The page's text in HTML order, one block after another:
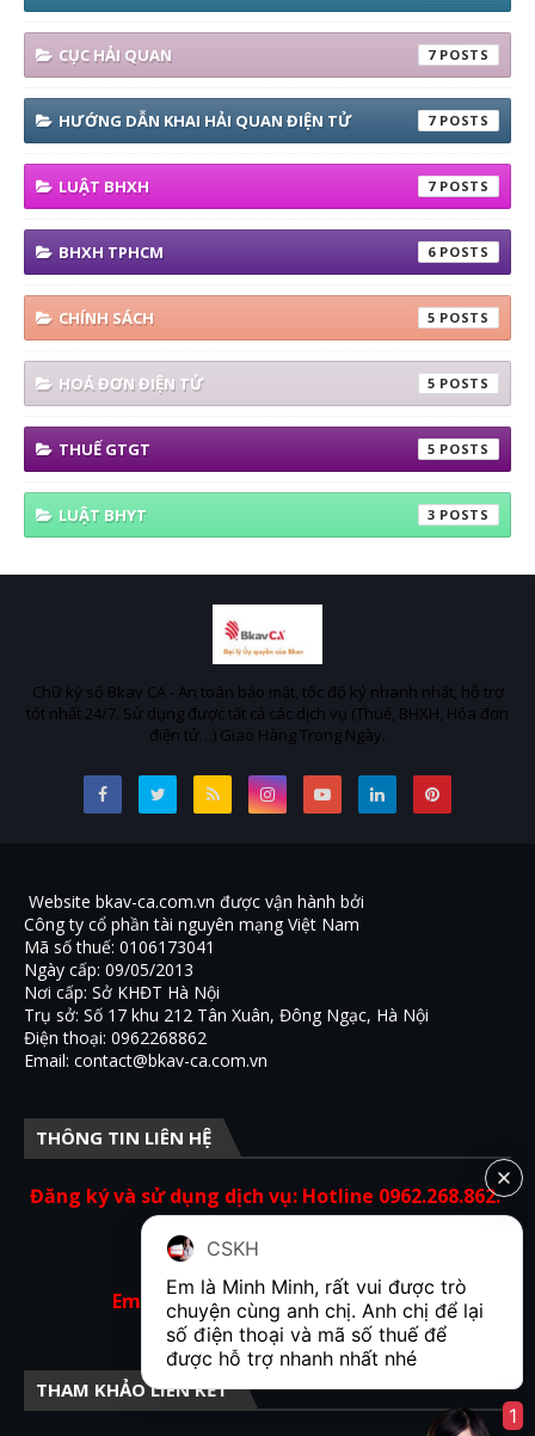
CỤC HẢI QUAN 7
HƯỚNG DẪN KHAI HẢI QUAN ĐIỆN TỬ 7
LUẬT BHXH 7
BHXH TPHCM 6
CHÍNH SÁCH 5
HOÁ ĐƠN ĐIỆN TỬ 5
THUẾ GTGT 5
LUẬT BHYT 3
Chữ ký số Bkav CA - An toàn bảo mật, tốc độ ký nhanh nhất, hỗ trợ
tốt nhất 24/7. Sử dụng được tất cả các dịch vụ (Thuế, BHXH, Hóa đơn
điện tử…) Giao Hàng Trong Ngày.
Website bkav-ca.com.vn được vận hành bởi
Công ty cổ phần tài nguyên mạng Việt Nam
Mã số thuế: 0106173041
Ngày cấp: 09/05/2013
Nơi cấp: Sở KHĐT Hà Nội
Trụ sở: Số 17 khu 212 Tân Xuân, Đông Ngạc, Hà Nội
Điện thoại: 0962268862
Email: contact@bkav-ca.com.vn
THÔNG TIN LIÊN HỆ
Đăng ký và sử dụng dịch vụ: Hotline 0962.268.862.
Hỗ trợ kỹ thuật: 19001854.
Email: contact@bkav-ca.com.vn
THAM KHẢO LIÊN KẾT
CSKH
Em là Minh Minh, rất vui được trò
chuyện cùng anh chị. Anh chị để lại
số điện thoại và mã số thuế để
được hỗ trợ nhanh nhất nhé
1